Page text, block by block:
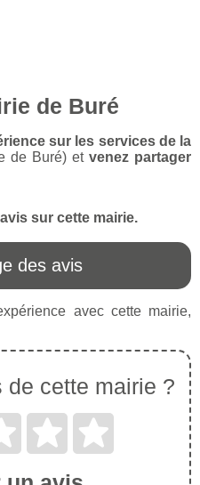
de Buré
sur les services de la
de Buré) etvenez partager
sur cette mairie.
des avis
avec cette mairie,
de cette mairie ?